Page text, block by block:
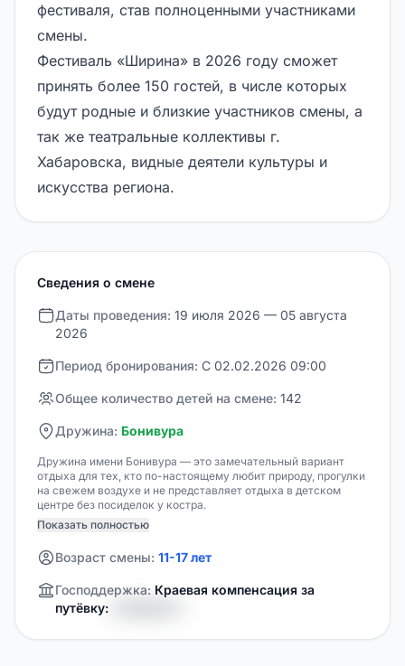
фестиваля, став полноценными участниками
смены.
Фестиваль «Ширина» в 2026 году сможет
принять более 150 гостей, в числе которых
будут родные и близкие участников смены, а
так же театральные коллективы г.
Хабаровска, видные деятели культуры и
искусства региона.
Сведения о смене
Даты проведения: 19 июля 2026 — 05 августа
2026
Период бронирования: С 02.02.2026 09:00
Общее количество детей на смене: 142
Дружина: Бонивура
Дружина имени Бонивура — это замечательный вариант
отдыха для тех, кто по-настоящему любит природу, прогулки
на свежем воздухе и не представляет отдыха в детском
центре без посиделок у костра.
Показать полностью
Возраст смены: 11-17 лет
Господдержка: Краевая компенсация за
путёвку: